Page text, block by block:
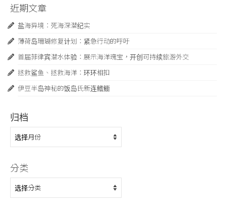
近期文章
盐海异境：死海深潜纪实
薄荷岛珊瑚修复计划：紧急行动的呼吁
首届菲律宾潜水体验：展示海洋瑰宝，开创可持续旅游外交
拯救鲨鱼、拯救海洋：环环相扣
伊豆半岛神秘的饭岛氏新连鳍䲗
归档
归
档
分类
分
类